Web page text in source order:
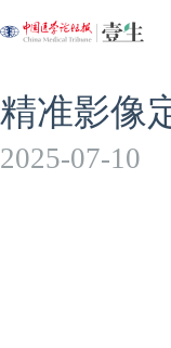
精准影像
2025-07-10